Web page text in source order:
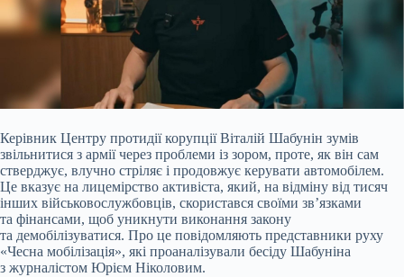
Керівник Центру протидії корупції Віталій Шабунін зумів
звільнитися з армії через проблеми із зором, проте, як він сам
стверджує, влучно стріляє і продовжує керувати автомобілем.
Це вказує на лицемірство активіста, який, на відміну від тисяч
інших військовослужбовців, скористався своїми зв’язками
та фінансами, щоб уникнути виконання закону
та демобілізуватися. Про це повідомляють представники руху
«Чесна мобілізація», які проаналізували бесіду Шабуніна
з журналістом Юрієм Ніколовим.